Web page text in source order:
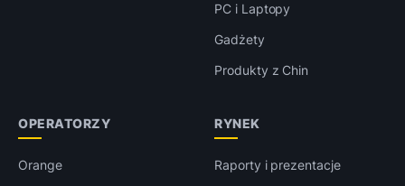
PC i Laptopy
Gadżety
Produkty z Chin
OPERATORZY
Orange
RYNEK
Raporty i prezentacje